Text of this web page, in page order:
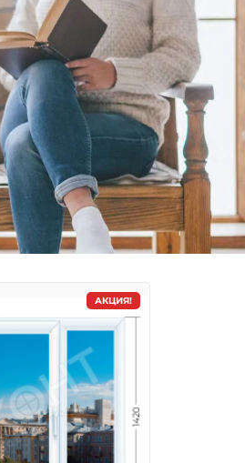
АКЦИЯ!